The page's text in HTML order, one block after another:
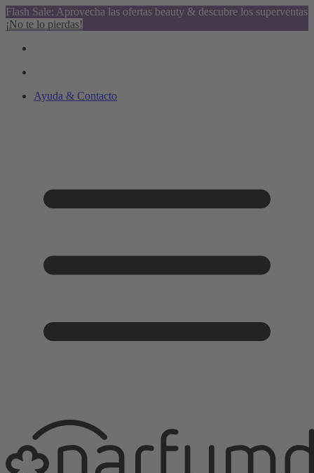
Flash Sale: Aprovecha las ofertas beauty & descubre los superventas
¡No te lo pierdas!
Ayuda & Contacto